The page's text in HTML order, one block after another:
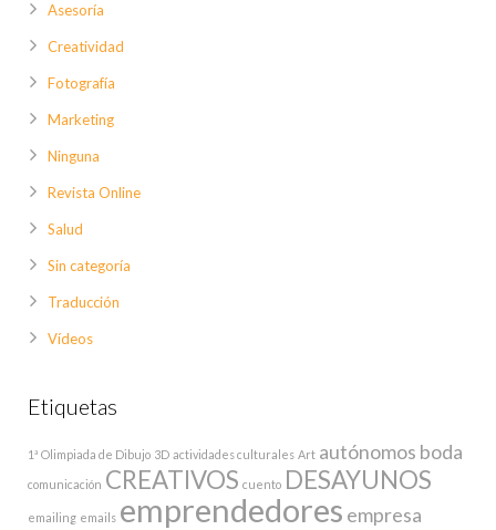
Asesoría
Creatividad
Fotografía
Marketing
Ninguna
Revista Online
Salud
Sin categoría
Traducción
Vídeos
Etiquetas
1ª Olimpiada de Dibujo 3D actividades culturales Art autónomos boda
comunicación CREATIVOS cuento DESAYUNOS
emailing emails emprendedores empresa